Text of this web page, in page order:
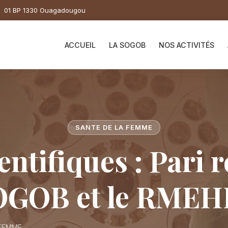
01 BP 1330 Ouagadougou
ACCUEIL LA SOGOB NOS ACTIVITÉS
SANTE DE LA FEMME
: Pari
et le